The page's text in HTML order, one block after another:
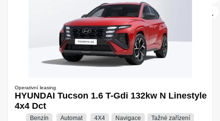
Operativní leasing
HYUNDAI Tucson 1.6 T-Gdi 132kw N Linestyle
4x4 Dct
Benzín Automat 4X4 Navigace
Tažné zařízení